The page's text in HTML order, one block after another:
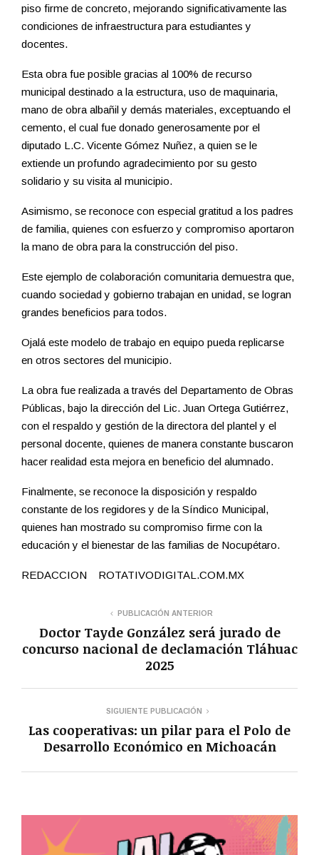
piso firme de concreto, mejorando significativamente las
condiciones de infraestructura para estudiantes y
docentes.
Esta obra fue posible gracias al 100% de recurso
municipal destinado a la estructura, uso de maquinaria,
mano de obra albañil y demás materiales, exceptuando el
cemento, el cual fue donado generosamente por el
diputado L.C. Vicente Gómez Nuñez, a quien se le
extiende un profundo agradecimiento por su gesto
solidario y su visita al municipio.
Asimismo, se reconoce con especial gratitud a los padres
de familia, quienes con esfuerzo y compromiso aportaron
la mano de obra para la construcción del piso.
Este ejemplo de colaboración comunitaria demuestra que,
cuando sociedad y gobierno trabajan en unidad, se logran
grandes beneficios para todos.
Ojalá este modelo de trabajo en equipo pueda replicarse
en otros sectores del municipio.
La obra fue realizada a través del Departamento de Obras
Públicas, bajo la dirección del Lic. Juan Ortega Gutiérrez,
con el respaldo y gestión de la directora del plantel y el
personal docente, quienes de manera constante buscaron
hacer realidad esta mejora en beneficio del alumnado.
Finalmente, se reconoce la disposición y respaldo
constante de los regidores y de la Síndico Municipal,
quienes han mostrado su compromiso firme con la
educación y el bienestar de las familias de Nocupétaro.
REDACCION ROTATIVODIGITAL.COM.MX
PUBLICACIÓN ANTERIOR
Doctor Tayde González será jurado de
concurso nacional de declamación Tláhuac
2025
SIGUIENTE PUBLICACIÓN
Las cooperativas: un pilar para el Polo de
Desarrollo Económico en Michoacán